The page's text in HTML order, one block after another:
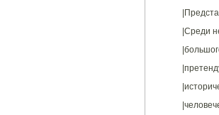
|Среди